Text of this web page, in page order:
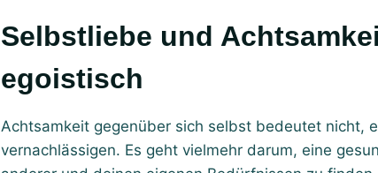
Selbstliebe und Achtsamkeit mit sich sind nicht
egoistisch
Achtsamkeit gegenüber sich selbst bedeutet nicht,
vernachlässigen. Es geht vielmehr darum, eine